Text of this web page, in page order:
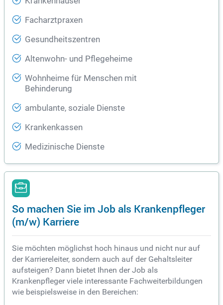
Facharztpraxen
Gesundheitszentren
Altenwohn- und Pflegeheime
Wohnheime für Menschen mit
Behinderung
ambulante, soziale Dienste
Krankenkassen
Medizinische Dienste
So machen Sie im Job als Krankenpfleger
(m/w) Karriere
Sie möchten möglichst hoch hinaus und nicht nur auf
der Karriereleiter, sondern auch auf der Gehaltsleiter
aufsteigen? Dann bietet Ihnen der Job als
Krankenpfleger viele interessante Fachweiterbildungen
wie beispielsweise in den Bereichen: